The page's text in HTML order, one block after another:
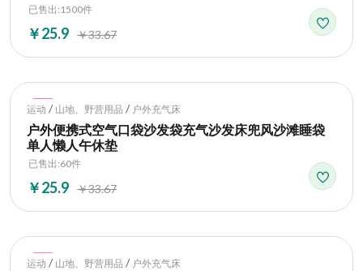
已售出:1500件
￥25.9 ￥33.67
Hot
运动 / 山地、野营用品 / 户外充气床
户外便携式空气口袋沙发袋充气沙发床兜风沙滩睡袋
单人懒人午休垫
已售出:60件
￥25.9 ￥33.67
Hot
运动 / 山地、野营用品 / 户外充气床